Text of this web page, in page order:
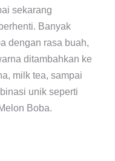
sekarang
Banyak
dengan rasa buah,
ditambahkan ke
milk tea, sampai
unik seperti
Boba.